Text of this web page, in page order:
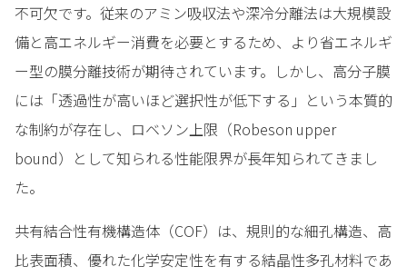
不可欠です。従来のアミン吸収法や深冷分離法は大規模設
備と高エネルギー消費を必要とするため、より省エネルギ
ー型の膜分離技術が期待されています。しかし、高分子膜
には「透過性が高いほど選択性が低下する」という本質的
な制約が存在し、ロベソン上限（Robeson upper
bound）として知られる性能限界が長年知られてきまし
た。
共有結合性有機構造体（COF）は、規則的な細孔構造、高
比表面積、優れた化学安定性を有する結晶性多孔材料であ